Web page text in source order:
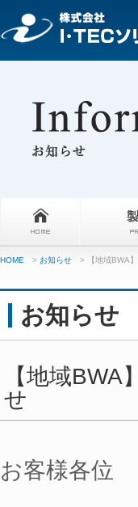
HOME > お知らせ > 【地域BWA
お知らせ
【地域
せ
お客様各位